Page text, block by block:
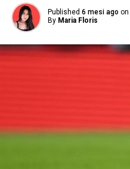
Published 6 mesi ago on
By Maria Floris